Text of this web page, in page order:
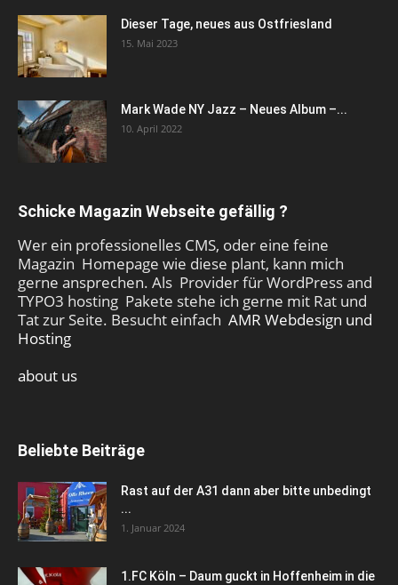
Dieser Tage, neues aus Ostfriesland
15. Mai 2023
Mark Wade NY Jazz – Neues Album –...
10. April 2022
Schicke Magazin Webseite gefällig ?
Wer ein professionelles CMS, oder eine feine
Magazin Homepage wie diese plant, kann mich
gerne ansprechen. Als Provider für WordPress and
TYPO3 hosting Pakete stehe ich gerne mit Rat und
Tat zur Seite. Besucht einfach AMR Webdesign und
Hosting
about us
Beliebte Beiträge
Rast auf der A31 dann aber bitte unbedingt
...
1. Januar 2024
1.FC Köln – Daum guckt in Hoffenheim in die